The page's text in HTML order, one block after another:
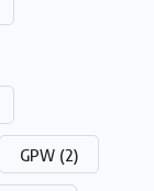
GPW (2)